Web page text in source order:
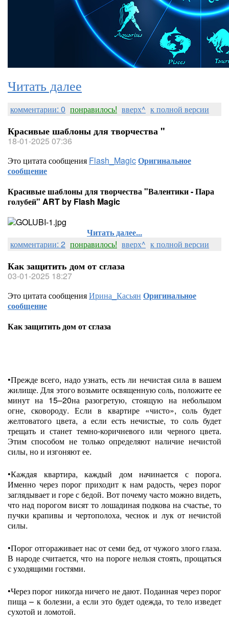
Читать далее
комментарии: 0 понравилось! вверх^ к полной версии
Красивые шаблоны для творчества "
18-01-2025 07:36
Это цитата сообщения Flash_MagicОригинальное
сообщение
Красивые шаблоны для творчества "Валентики - Пара
голубей" ART by Flash Magic
Читать далее...
комментарии: 2 понравилось! вверх^ к полной версии
Как защитить дом от сглаза
03-01-2025 18:27
Это цитата сообщенияИрина_Касьян Оригинальное
сообщение
Как защитить дом от сглаза
•Прежде всего, надо узнать, есть ли нечистая сила в вашем
жилище. Для этого возьмите освященную соль, положите ее
минут на 15–20на разогретую, стоящую на небольшом
огне, сковороду. Если в квартире «чисто», соль будет
желтоватого цвета, а если есть нечистые, то соль будет
трещать и станет темно‑коричневого или черного цвета.
Этим способом не только определяют наличие нечистой
силы, но и изгоняют ее.
•Каждая квартира, каждый дом начинается с порога.
Именно через порог приходит к нам радость, через порог
заглядывает и горе с бедой. Вот почему часто можно видеть,
что над порогом висят то лошадиная подкова на счастье, то
пучки крапивы и чертополоха, чеснок и лук от нечистой
силы.
•Порог отгораживает нас от семи бед, от чужого злого глаза.
В народе считается, что на пороге нельзя стоять, прощаться
с уходящими гостями.
•Через порог никогда ничего не дают. Поданная через порог
пища – к болезни, а если это будет одежда, то тело изведет
сухотой и ломотой.